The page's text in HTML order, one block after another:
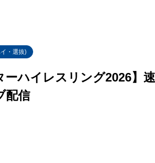
・選抜)
ーハイレスリング2026】
配信